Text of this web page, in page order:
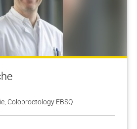
Coloproctology EBSQ